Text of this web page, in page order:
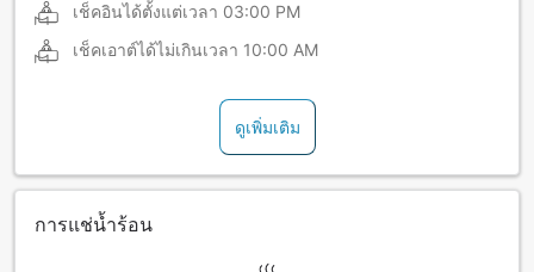
เช็คอินได้ตั้งแต่เวลา 03:00 PM
เช็คเอาต์ได้ไม่เกินเวลา 10:00 AM
ดูเพิ่มเติม
การแช่น้ำร้อน